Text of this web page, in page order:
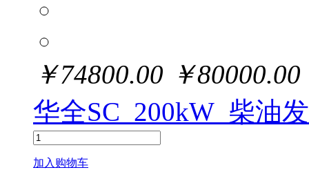
￥74800.00 ￥80000.00
华全SC_200kW_柴油
加入购物车